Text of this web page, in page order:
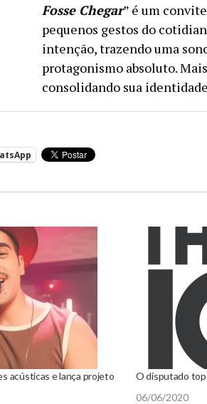
Fosse Chegar” é um
pequenos gestos do
intenção, trazendo uma
protagonismo absoluto.
consolidando sua
acústicas e lança projeto
O disputado
06/06/2020